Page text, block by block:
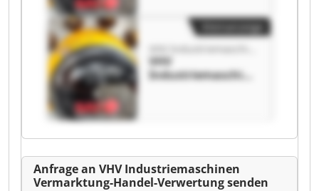
Verwertung VHV
Industriemaschine
n Vermarktung-
Handel-
Verwertung
VHV
Industriemaschine
n Vermarktung-
Handel-
Verwertung
Kleinanzeige
Anfrage an VHV Industriemaschinen
Vermarktung-Handel-Verwertung senden